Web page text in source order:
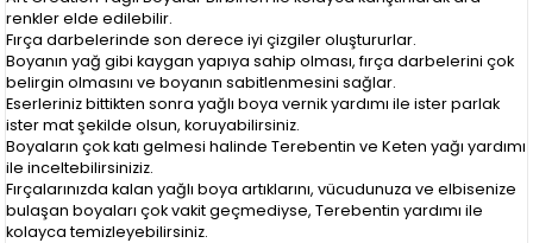
renkler elde edilebilir.
Fırça darbelerinde son derece iyi çizgiler oluştururlar.
Boyanın yağ gibi kaygan yapıya sahip olması, fırça darbelerini çok
belirgin olmasını ve boyanın sabitlenmesini sağlar.
Eserleriniz bittikten sonra yağlı boya vernik yardımı ile ister parlak
ister mat şekilde olsun, koruyabilirsiniz.
Boyaların çok katı gelmesi halinde Terebentin ve Keten yağı yardımı
ile inceltebilirsiniziz.
Fırçalarınızda kalan yağlı boya artıklarını, vücudunuza ve elbisenize
bulaşan boyaları çok vakit geçmediyse, Terebentin yardımı ile
kolayca temizleyebilirsiniz.